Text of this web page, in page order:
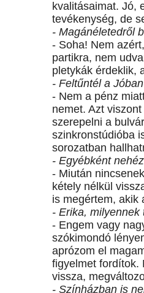
kvalitásaimat. Jó,
tevékenység, de
- Magánéletedről
- Soha! Nem
partikra, nem
pletykák érdeklik,
- Feltűntél a
- Nem a pénz
nemet. Azt
szerepelni a
szinkronstúdióba
sorozatban
- Egyébként
- Miután
kétely nélkül
is megértem, akik
- Erika,
- Engem vagy
szókimondó
aprózom el
figyelmet fordítok.
vissza,
- Színházban is